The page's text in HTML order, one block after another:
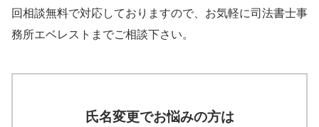
回相談無料で対応しておりますので、お気軽に司法書士事
務所エベレストまでご相談下さい。
氏名変更でお悩みの方は